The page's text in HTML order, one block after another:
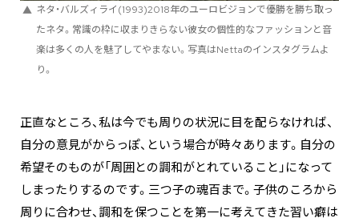
ネタ・バルズィライ(1993)2018年のユーロビジョンで優勝を勝ち取っ
たネタ。常識の枠に収まりきらない彼女の個性的なファッションと音
楽は多くの人を魅了してやまない。写真はNettaのインスタグラムよ
り。
正直なところ、私は今でも周りの状況に目を配らなければ、
自分の意見がからっぽ、という場合が時々あります。自分の
希望そのものが「周囲との調和がとれていること」になって
しまったりするのです。三つ子の魂百まで。子供のころから
周りに合わせ、調和を保つことを第一に考えてきた習い癖は